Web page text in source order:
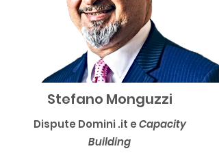
Stefano Monguzzi
Dispute Domini .it eCapacity
Building